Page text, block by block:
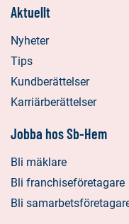
Aktuellt
Nyheter
Tips
Kundberättelser
Karriärberättelser
Jobba hos Sb-Hem
Bli mäklare
Bli franchiseföretagare
Bli